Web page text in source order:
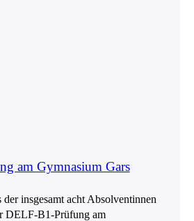
am Gymnasium Gars
der insgesamt acht Absolventinnen
DELF-B1-Prüfung am